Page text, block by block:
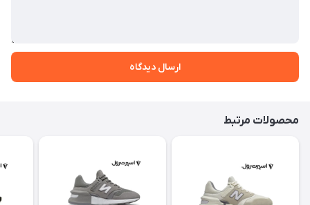
ارسال دیدگاه
محصولات مرتبط